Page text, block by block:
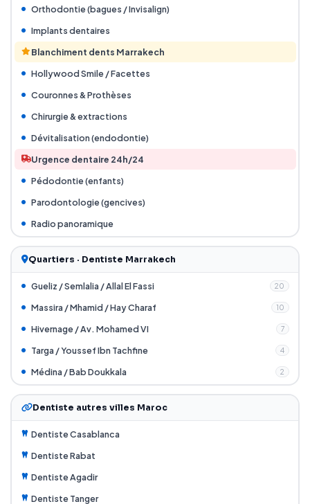
Orthodontie (bagues / Invisalign)
Implants dentaires
Blanchiment dents Marrakech
Hollywood Smile / Facettes
Couronnes & Prothèses
Chirurgie & extractions
Dévitalisation (endodontie)
Urgence dentaire 24h/24
Pédodontie (enfants)
Parodontologie (gencives)
Radio panoramique
Quartiers · Dentiste Marrakech
Gueliz / Semlalia / Allal El Fassi 20
Massira / Mhamid / Hay Charaf 10
Hivernage / Av. Mohamed VI 7
Targa / Youssef Ibn Tachfine 4
Médina / Bab Doukkala 2
Dentiste autres villes Maroc
Dentiste Casablanca
Dentiste Rabat
Dentiste Agadir
Dentiste Tanger